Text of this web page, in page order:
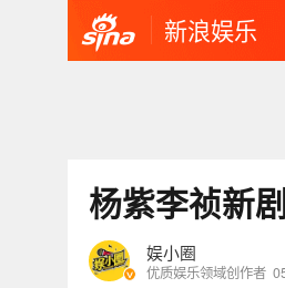
新浪娱乐
杨紫李祯新
娱小圈
优质娱乐领域创作者